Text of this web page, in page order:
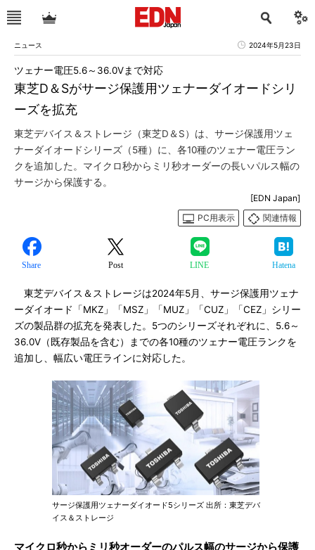
ニュース 2024年5月23日
東芝D＆Sがサージ保護用ツェナーダイオードシリ
ーズを拡充
ツェナー電圧5.6～36.0Vまで対応
東芝デバイス＆ストレージ（東芝D＆S）は、サージ保護用ツェ
ナーダイオードシリーズ（5種）に、各10種のツェナー電圧ラン
クを追加した。マイクロ秒からミリ秒オーダーの長いパルス幅の
サージから保護する。
[EDN Japan]
PC用表示
関連情報
Share Post LINE Hatena
東芝デバイス＆ストレージは2024年5月、サージ保護用ツェナ
ーダイオード「MKZ」「MSZ」「MUZ」「CUZ」「CEZ」シリー
ズの製品群の拡充を発表した。5つのシリーズそれぞれに、5.6～
36.0V（既存製品を含む）までの各10種のツェナー電圧ランクを
追加し、幅広い電圧ラインに対応した。
サージ保護用ツェナーダイオード5シリーズ 出所：東芝デバ
イス＆ストレージ
マイクロ秒からミリ秒オーダーのパルス幅のサージから保護